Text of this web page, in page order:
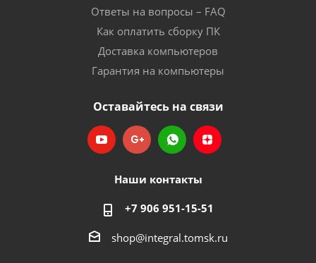
Ответы на вопросы – FAQ
Как оплатить сборку ПК
Доставка компьютеров
Гарантия на компьютеры
Оставайтесь на связи
Наши контакты
+7 906 951-15-51
shop@integral.tomsk.ru